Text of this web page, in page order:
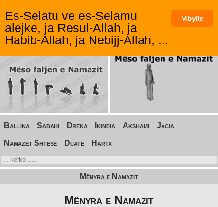
Ballina Sabahi Dreka Ikindia Akshami Jacia
Namazet Shtesë Duatë Harta
Mënyra e Namazit
Mënyra e Namazit
Mbylle
Es-Selatu ve es-Selamu
alejke, ja Resul-Allah, ja
Habib-Allah, ja Nebijj-Allah, ...